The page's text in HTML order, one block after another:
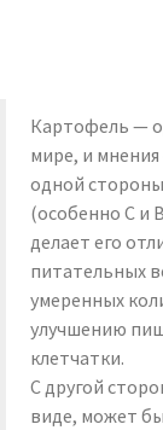
Картофель —
мире, и мнения
одной
(особенно C и
делает его
питательных
умеренных
улучшению
клетчатки.
С другой
виде, может